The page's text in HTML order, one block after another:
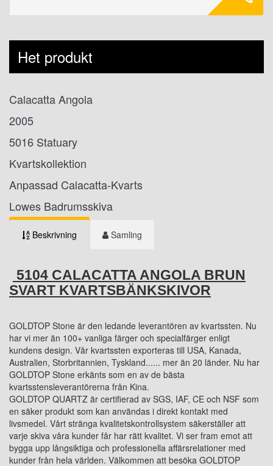
Het produkt
Calacatta Angola
2005
5016 Statuary
Kvartskollektion
Anpassad Calacatta-Kvarts
Lowes Badrumsskiva
Beskrivning Samling
5104 CALACATTA ANGOLA BRUN
SVART KVARTSBÄNKSKIVOR
GOLDTOP Stone är den ledande leverantören av kvartssten. Nu
har vi mer än 100+ vanliga färger och specialfärger enligt
kundens design. Vår kvartssten exporteras till USA, Kanada,
Australien, Storbritannien, Tyskland...... mer än 20 länder. Nu har
GOLDTOP Stone erkänts som en av de bästa
kvartsstensleverantörerna från Kina.
GOLDTOP QUARTZ är certifierad av SGS, IAF, CE och NSF som
en säker produkt som kan användas i direkt kontakt med
livsmedel. Vårt stränga kvalitetskontrollsystem säkerställer att
varje skiva våra kunder får har rätt kvalitet. Vi ser fram emot att
bygga upp långsiktiga och professionella affärsrelationer med
kunder från hela världen. Välkommen att besöka GOLDTOP